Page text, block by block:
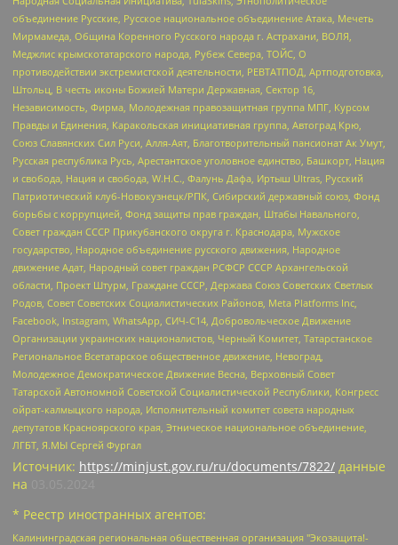
объединение Русские, Русское национальное объединение Атака, Мечеть
Мирмамеда, Община Коренного Русского народа г. Астрахани, ВОЛЯ,
Меджлис крымскотатарского народа, Рубеж Севера, ТОЙС, О
противодействии экстремистской деятельности, РЕВТАТПОД, Артподготовка,
Штольц, В честь иконы Божией Матери Державная, Сектор 16,
Независимость, Фирма, Молодежная правозащитная группа МПГ, Курсом
Правды и Единения, Каракольская инициативная группа, Автоград Крю,
Союз Славянских Сил Руси, Алля-Аят, Благотворительный пансионат Ак Умут,
Русская республика Русь, Арестантское уголовное единство, Башкорт, Нация
и свобода, Нация и свобода, W.H.С., Фалунь Дафа, Иртыш Ultras, Русский
Патриотический клуб-Новокузнецк/РПК, Сибирский державный союз, Фонд
борьбы с коррупцией, Фонд защиты прав граждан, Штабы Навального,
Совет граждан СССР Прикубанского округа г. Краснодара, Мужское
государство, Народное объединение русского движения, Народное
движение Адат, Народный совет граждан РСФСР СССР Архангельской
области, Проект Штурм, Граждане СССР, Держава Союз Советских Светлых
Родов, Совет Советских Социалистических Районов, Meta Platforms Inc,
Facebook, Instagram, WhatsApp, СИЧ-С14, Добровольческое Движение
Организации украинских националистов, Черный Комитет, Татарстанское
Региональное Всетатарское общественное движение, Невоград,
Молодежное Демократическое Движение Весна, Верховный Совет
Татарской Автономной Советской Социалистической Республики, Конгресс
ойрат-калмыцкого народа, Исполнительный комитет совета народных
депутатов Красноярского края, Этническое национальное объединение,
ЛГБТ, Я.МЫ Сергей Фургал
Источник: https://minjust.gov.ru/ru/documents/7822/ данные
на
* Реестр иностранных агентов:
Калининградская региональная общественная организация "Экозащита!-Женсовет", Фонд содействия защите прав и свобод граждан "Общественный вердикт", Фонд "Институт Развития Свободы Информации", Частное учреждение "Информационное агентство МЕМО. РУ", Региональная общественная организация "Общественная комиссия по сохранению наследия академика Сахарова", Фонд поддержки свободы прессы, Санкт-Петербургская общественная правозащитная организация "Гражданский контроль", Межрегиональная общественная организация "Информационно-просветительский центр "Мемориал", Региональный Фонд "Центр Защиты Прав Средств Массовой Информации", с 05.12.2023 Фонд "Центр Защиты Прав Средств массовой информации", Региональная общественная благотворительная организация помощи беженцам и мигрантам "Гражданское содействие", Негосударственное образовательное учреждение дополнительного профессионального образования (повышение квалификации) специалистов "АКАДЕМИЯ ПО ПРАВАМ ЧЕЛОВЕКА", Свердловская региональная общественная организация "Сутяжник", Автономная некоммерческая организация "Центр независимых социологических исследований", Союз общественных объединений "Российский исследовательский центр по правам человека", Региональное общественное учреждение научно-информационный центр "МЕМОРИАЛ", Некоммерческая организация "Фонд защиты гласности", Автономная некоммерческая организация "Институт прав человека", Городская общественная организация "Екатеринбургское общество "МЕМОРИАЛ", Городская общественная организация "Рязанское историко-просветительское и правозащитное общество "Мемориал" (Рязанский Мемориал), Челябинский региональный орган общественной самодеятельности – женское общественное объединение "Женщины Евразии", Челябинский региональный орган общественной самодеятельности "Уральская правозащитная группа", Фонд содействия защите здоровья и социальной справедливости имени Андрея Рылькова, Автономная Некоммерческая Организация "Аналитический Центр Юрия Левады", Автономная некоммерческая организация социальной поддержки населения "Проект Апрель", Региональная общественная организация помощи женщинам и детям, находящимся в кризисной ситуации "Информационно-методический центр "Анна", Фонд содействия развитию массовых коммуникаций и правовому просвещению "Так-так-Так", Фонд содействия устойчивому развитию "Серебряная тайга", Свердловский региональный общественный фонд социальных проектов "Новое время", "Idel.Реалии", Кавказ.Реалии, Крым.Реалии, Телеканал Настоящее Время, Татаро-башкирская служба Радио Свобода (Azatliq Radiosi), Радио Свободная Европа/Радио Свобода (PCE/PC), "Сибирь.Реалии", "Фактограф", Благотворительный фонд помощи осужденным и их семьям, Автономная некоммерческая организация "Институт глобализации и социальных движений", Фонд "В защиту прав заключенных", Частное учреждение "Центр поддержки и содействия развитию средств массовой информации", Пензенский региональный общественный благотворительный фонд "Гражданский союз", "Север.Реалии", Некоммерческая организация Фонд "Правовая инициатива", Общество с ограниченной ответственностью "Радио Свободная Европа/Радио Свобода", Чешское информационное агентство "MEDIUM-ORIENT", Красноярская региональная общественная организация "Мы против СПИДа", Камалягин Денис Николаевич, Маркелов Сергей Евгеньевич, Пономарев Лев Александрович, Савицкая Людмила Алексеевна, Автономная некоммерческая организация "Центр по работе с проблемой насилия "НАСИЛИЮ.НЕТ", Межрегиональный профессиональный союз работников здравоохранения "Альянс врачей", Юридическое лицо, зарегистрированное в Латвийской Республике, SIA "Medusa Project" (регистрационный номер 40103797863, дата регистрации 10.06.2014), Некоммерческая организация "Фонд по борьбе с коррупцией", Автономная некоммерческая организация "Институт права и публичной политики", Баданин Роман Сергеевич, Гликин Максим Александрович, Железнова Мария Михайловна, Лукьянова Юлия Сергеевна, Маетная Елизавета Витальевна, Маняхин Петр Борисович, Чуракова Ольга Владимировна, Ярош Юлия Петровна, Юридическое лицо "The Insider SIA", зарегистрированное в Риге, Латвийская Республика (дата регистрации 26.06.2015), являющееся администратором доменного имени интернет-издания "The Insider SIA", https://theins.ru, Постернак Алексей Евгеньевич, Рубин Михаил Аркадьевич, Анин Роман Александрович, Юридическое лицо Istories fonds, зарегистрированное в Латвийской Республике (регистрационный номер 50008295751, дата регистрации 24.02.2020), Великовский Дмитрий Александрович, Долинина Ирина Николаевна, Мароховская Алеся Алексеевна, Шлейнов Роман Юрьевич, Шмагун Олеся Валентиновна, Общество с ограниченной ответственностью "Альтаир 2021", Общество с ограниченной ответственностью "Вега 2021", Общество с ограниченной ответственностью "Главный редактор 2021", Общество с ограниченной ответственностью "Ромашки монолит", Важенков Артем Валерьевич, Ивановская областная общественная организация "Центр гендерных исследований", Гурман Юрий Альбертович, Медиапроект "ОВД-Инфо", Егоров Владимир Владимирович, Жилинский Владимир Александрович, Общество с ограниченной ответственностью "ЗП", Иванова София Юрьевна, Карезина Инна Павловна, Кильтау Екатерина Викторовна, Петров Алексей Викторович, Пискунов Сергей Евгеньевич, Смирнов Сергей Сергеевич, Тихонов Михаил Сергеевич, Общество с ограниченной ответственностью "ЖУРНАЛИСТ-ИНОСТРАННЫЙ АГЕНТ", Арапова Галина Юрьевна, Вольтская Татьяна Анатольевна, Американская компания "Mason G.E.S. Anonymous Foundation" (США), являющаяся владельцем интернет-издания https://mnews.world/, Компания "Stichting Bellingcat", зарегистрированная в Нидерландах (дата регистрации 11.07.2018), Захаров Андрей Вячеславович, Клепиковская Екатерина Дмитриевна, Общество с ограниченной ответственностью "МЕМО", Перл Роман Александрович, Симонов Евгений Алексеевич, Соловьева Елена Анатольевна, Сотников Даниил Владимирович, Сурначева Елизавета Дмитриевна, Автономная некоммерческая организация по защите прав человека и информированию населения "Якутия – Наше Мнение", Общество с ограниченной ответственностью "Москоу диджитал медиа", с 26.01.2023 Общество с ограниченной ответственностью "Чайка Белые сады", Ветошкина Валерия Валерьевна, Заговора Максим Александрович, Межрегиональное общественное движение "Российская ЛГБТ - сеть", Оленичев Максим Владимирович, Павлов Иван Юрьевич, Скворцова Елена Сергеевна, Общество с ограниченной ответственностью "Как бы инагент", Кочетков Игорь Викторович, Общество с ограниченной ответственностью "Честные выборы", Еланчик Олег Александрович, Общество с ограниченной ответственностью "Нобелевский призыв", Гималова Регина Эмилевна, Григорьев Андрей Валерьевич, Григорьева Алина Александровна, Ассоциация по содействию защите прав призывников, альтернативнослужащих и военнослужащих "Правозащитная группа "Гражданин.Армия.Право", Хисамова Регина Фаритовна, Автономная некоммерческая организация по реализации социально-правовых программ "Лилит", Дальневосточное общественное движение "Маяк", Санкт-Петербургская ЛГБТ-инициативная группа "Выход", Инициативная группа ЛГБТ+ "Реверс", Алексеев Андрей Викторович, Бекбулатова Таисия Львовна, Беляев Иван Михайлович, Владыкина Елена Сергеевна, Гельман Марат Александрович, Никульшина Вероника Юрьевна, Толоконникова Надежда Андреевна, Шендерович Виктор Анатольевич, Общество с ограниченной ответственностью "Данное сообщение", Общество с ограниченной ответственностью Издательский дом "Новая глава", Айнбиндер Александра Александровна, Московский комьюнити-центр для ЛГБТ+инициатив, Благотворительный фонд развития филантропии, Deutsche Welle (Германия, Kurt-Schumacher-Strasse 3, 53113 Bonn), Борзунова Мария Михайловна, Воробьев Виктор Викторович, Голубева Анна Львовна, Константинова Алла Михайловна, Малкова Ирина Владимировна, Мурадов Мурад Абдулгалимович, Осетинская Елизавета Николаевна, Понасенков Евгений Николаевич, Ганапольский Матвей Юрьевич, Киселев Евгений Алексеевич, Борухович Ирина Григорьевна, Дремин Иван Тимофеевич, Дубровский Дмитрий Викторович, Красноярская региональная общественная организация поддержки и развития альтернативных образовательных технологий и межкультурных коммуникаций "ИНТЕРРА", Маяковская Екатерина Алексеевна, Фейгин Марк Захарович, Филимонов Андрей Викторович, Дзугкоева Регина Николаевна, Доброхотов Роман Александрович, Дудь Юрий Александрович, Елкин Сергей Владимирович, Кругликов Кирилл Игоревич, Сабунаева Мария Леонидовна, Семенов Алексей Владимирович, Шаинян Карен Багратович, Шульман Екатерина Михайловна, Асафьев Артур Валерьевич, Вахштайн Виктор Семенович, Венедиктов Алексей Алексеевич, Лушникова Екатерина Евгеньевна, Волков Леонид Михайлович, Невзоров Александр Глебович, Пархоменко Сергей Борисович, Сироткин Ярослав Николаевич, Кара-Мурза Владимир Владимирович, Баранова Наталья Владимировна, Гозман Леонид Яковлевич, Кагарлицкий Борис Юльевич, Климарев Михаил Валерьевич, Милов Владимир Станиславович, Автономная некоммерческая организация Краснодарский центр современного искусства "Типография", Моргенштерн Алишер Тагирович, Соболь Любовь Эдуардовна, Общество с ограниченной ответственностью "ЛИЗА НОРМ", Каспаров Гарри Кимович, Ходорковский Михаил Борисович, Общество с ограниченной ответственностью "Апрельские тезисы", Данилович Ирина Брониславовна, Кашин Олег Владимирович, Петров Николай Владимирович, Пивоваров Алексей Владимирович, Соколов Михаил Владимирович, Цветкова Юлия Владимировна, Чичваркин Евгений Александрович, Комитет против пыток/Команда против пыток, Общество с ограниченной ответственностью "Первый научный", Общество с ограниченной ответственностью "Вертолет и ко", Белоцерковская Вероника Борисовна, Кац Максим Евгеньевич, Лазарева Татьяна Юрьевна, Шаведдинов Руслан Табризович, Яшин Илья Валерьевич, Общество с ограниченной ответственностью "Иноагент ААВ", Алешковский Дмитрий Петрович, Альбац Евгения Марковна, Быков Дмитрий Львович, Галямина Юлия Евгеньевна, Лойко Сергей Леонидович, Мартынов Кирилл Константинович, Медведев Сергей Александрович, Крашенинников Федор Геннадиевич, Гордеева Катерина Вл